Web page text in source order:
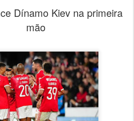
Dínamo Kiev na primeira
mão